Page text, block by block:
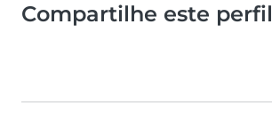
Compartilhe este perfil